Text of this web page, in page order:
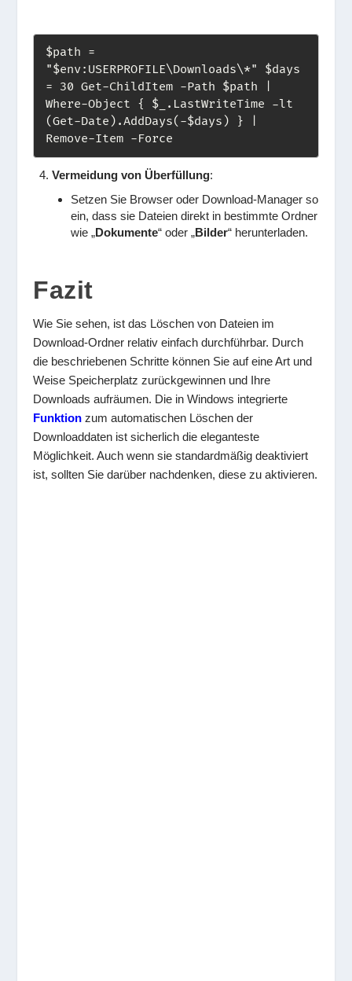
$path =
"$env:USERPROFILE\Downloads\*" $days
= 30 Get-ChildItem -Path $path |
Where-Object { $_.LastWriteTime -lt
(Get-Date).AddDays(-$days) } |
Remove-Item -Force
Vermeidung von Überfüllung:
Setzen Sie Browser oder Download-Manager so
ein, dass sie Dateien direkt in bestimmte Ordner
wie „Dokumente“ oder „Bilder“ herunterladen.
Fazit
Wie Sie sehen, ist das Löschen von Dateien im
Download-Ordner relativ einfach durchführbar. Durch
die beschriebenen Schritte können Sie auf eine Art und
Weise Speicherplatz zurückgewinnen und Ihre
Downloads aufräumen. Die in Windows integrierte
Funktion zum automatischen Löschen der
Downloaddaten ist sicherlich die eleganteste
Möglichkeit. Auch wenn sie standardmäßig deaktiviert
ist, sollten Sie darüber nachdenken, diese zu aktivieren.